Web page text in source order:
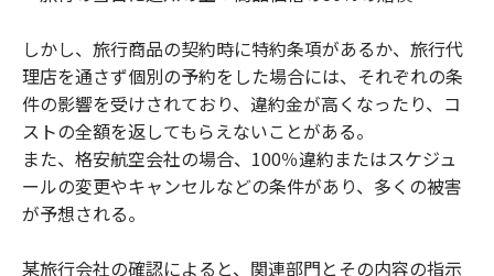
しかし、旅行商品の契約時に特約条項があるか、旅行代
理店を通さず個別の予約をした場合には、それぞれの条
件の影響を受けされており、違約金が高くなったり、コ
ストの全額を返してもらえないことがある。
また、格安航空会社の場合、100％違約またはスケジュ
ールの変更やキャンセルなどの条件があり、多くの被害
が予想される。
某旅行会社の確認によると、関連部門とその内容の指示